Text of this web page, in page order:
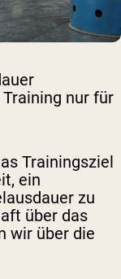
nur für
Trainingsziel
ein
zu
über das
wir über die